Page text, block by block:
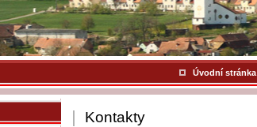
Úvodní stránka
Kontakty